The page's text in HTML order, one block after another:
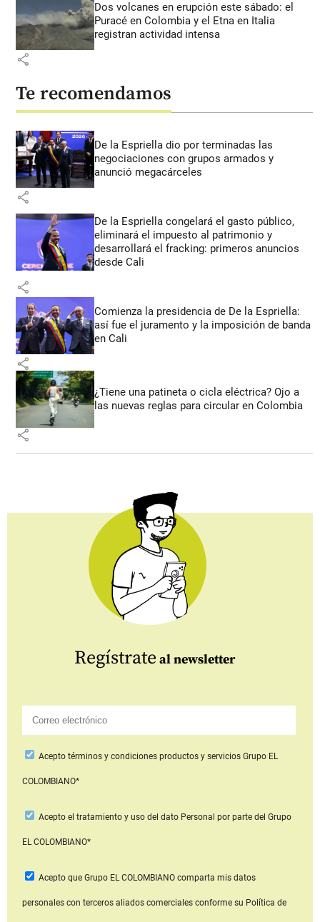
Dos volcanes en erupción este sábado: el
Puracé en Colombia y el Etna en Italia
registran actividad intensa
share
Te recomendamos
De la Espriella dio por terminadas las
negociaciones con grupos armados y
anunció megacárceles
share
De la Espriella congelará el gasto público,
eliminará el impuesto al patrimonio y
desarrollará el fracking: primeros anuncios
desde Cali
share
Comienza la presidencia de De la Espriella:
así fue el juramento y la imposición de banda
en Cali
share
¿Tiene una patineta o cicla eléctrica? Ojo a
las nuevas reglas para circular en Colombia
share
Regístrate al newsletter
Aceptotérminos y condiciones productos y serviciosGrupo EL
COLOMBIANO*
Acepto el tratamiento y uso del dato Personal por parte del Grupo
EL COLOMBIANO*
Acepto que Grupo EL COLOMBIANOcomparta mis datos
personales con terceros aliados comerciales conforme su Política de